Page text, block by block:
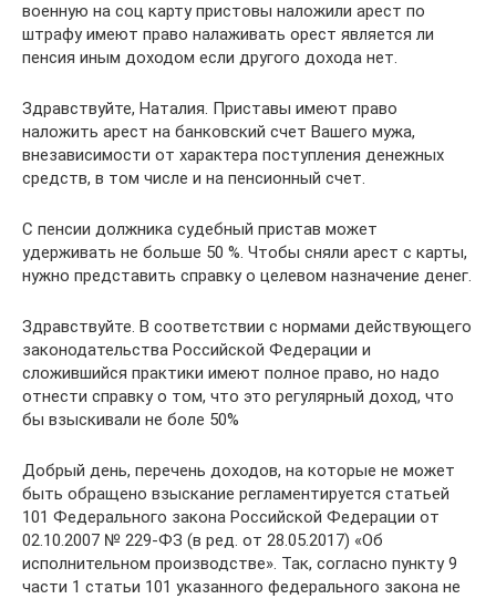
военную на соц карту пристовы наложили арест по
штрафу имеют право налаживать орест является ли
пенсия иным доходом если другого дохода нет.
Здравствуйте, Наталия. Приставы имеют право
наложить арест на банковский счет Вашего мужа,
внезависимости от характера поступления денежных
средств, в том числе и на пенсионный счет.
С пенсии должника судебный пристав может
удерживать не больше 50 %. Чтобы сняли арест с карты,
нужно представить справку о целевом назначение денег.
Здравствуйте. В соответствии с нормами действующего
законодательства Российской Федерации и
сложившийся практики имеют полное право, но надо
отнести справку о том, что это регулярный доход, что
бы взыскивали не боле 50%
Добрый день, перечень доходов, на которые не может
быть обращено взыскание регламентируется статьей
101 Федерального закона Российской Федерации от
02.10.2007 № 229-ФЗ (в ред. от 28.05.2017) «Об
исполнительном производстве». Так, согласно пункту 9
части 1 статьи 101 указанного федерального закона не